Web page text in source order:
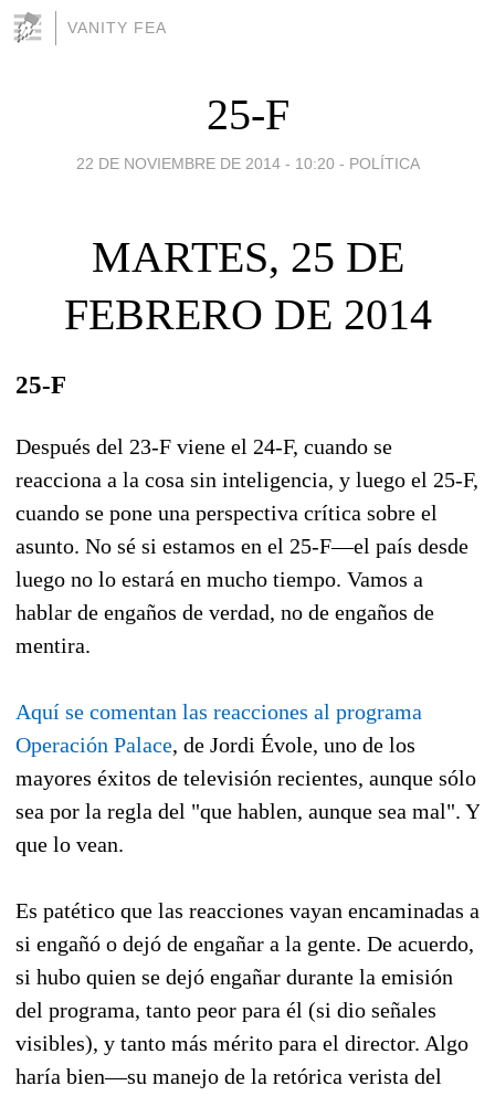
VANITY FEA
25-F
22 DE NOVIEMBRE DE 2014 - 10:20 - POLÍTICA
MARTES, 25 DE
FEBRERO DE 2014
25-F
Después del 23-F viene el 24-F, cuando se
reacciona a la cosa sin inteligencia, y luego el 25-F,
cuando se pone una perspectiva crítica sobre el
asunto. No sé si estamos en el 25-F—el país desde
luego no lo estará en mucho tiempo. Vamos a
hablar de engaños de verdad, no de engaños de
mentira.
Aquí se comentan las reacciones al programa
Operación Palace, de Jordi Évole, uno de los
mayores éxitos de televisión recientes, aunque sólo
sea por la regla del "que hablen, aunque sea mal". Y
que lo vean.
Es patético que las reacciones vayan encaminadas a
si engañó o dejó de engañar a la gente. De acuerdo,
si hubo quien se dejó engañar durante la emisión
del programa, tanto peor para él (si dio señales
visibles), y tanto más mérito para el director. Algo
haría bien—su manejo de la retórica verista del